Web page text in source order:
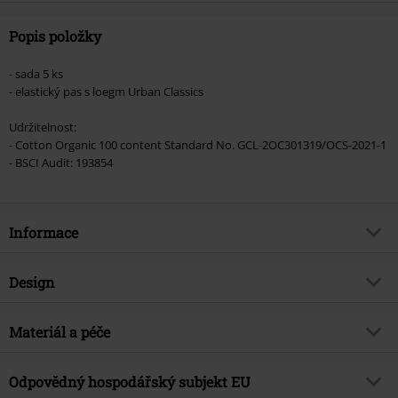
Popis položky
- sada 5 ks
- elastický pas s loegm Urban Classics
Udržitelnost:
- Cotton Organic 100 content Standard No. GCL-2OC301319/OCS-2021-1
- BSCI Audit: 193854
Informace
Zboží č.
Brand
Udržitelnost
Design
Typ výrobku
Detaily
5-dílná sada
Materiál a péče
Vrchní materiál
95% bavlna (organická bavlna), 5%
Odpovědný hospodářský subjekt EU